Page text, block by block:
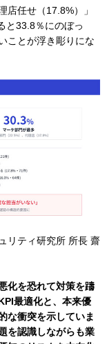
店任せ（17.8%）」
と33.8％にのぼっ
ことが浮き彫りにな
リティ研究所 所長 齋
化を恐れて対策を躊
最適化と、本来優
な衝突を示していま
を認識しながらも業